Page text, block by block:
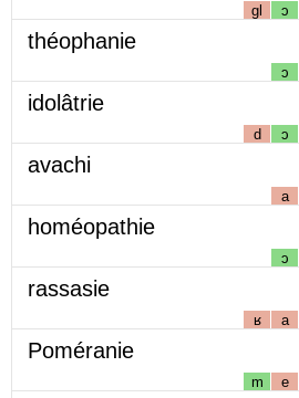
gl ɔ
théophanie
ɔ
idolâtrie
d ɔ
avachi
a
homéopathie
ɔ
rassasie
ʁ a
Poméranie
m e